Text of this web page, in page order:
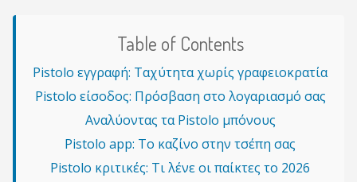
Table of Contents
Pistolo εγγραφή: Ταχύτητα χωρίς γραφειοκρατία
Pistolo είσοδος: Πρόσβαση στο λογαριασμό σας
Αναλύοντας τα Pistolo μπόνους
Pistolo app: Το καζίνο στην τσέπη σας
Pistolo κριτικές: Τι λένε οι παίκτες το 2026